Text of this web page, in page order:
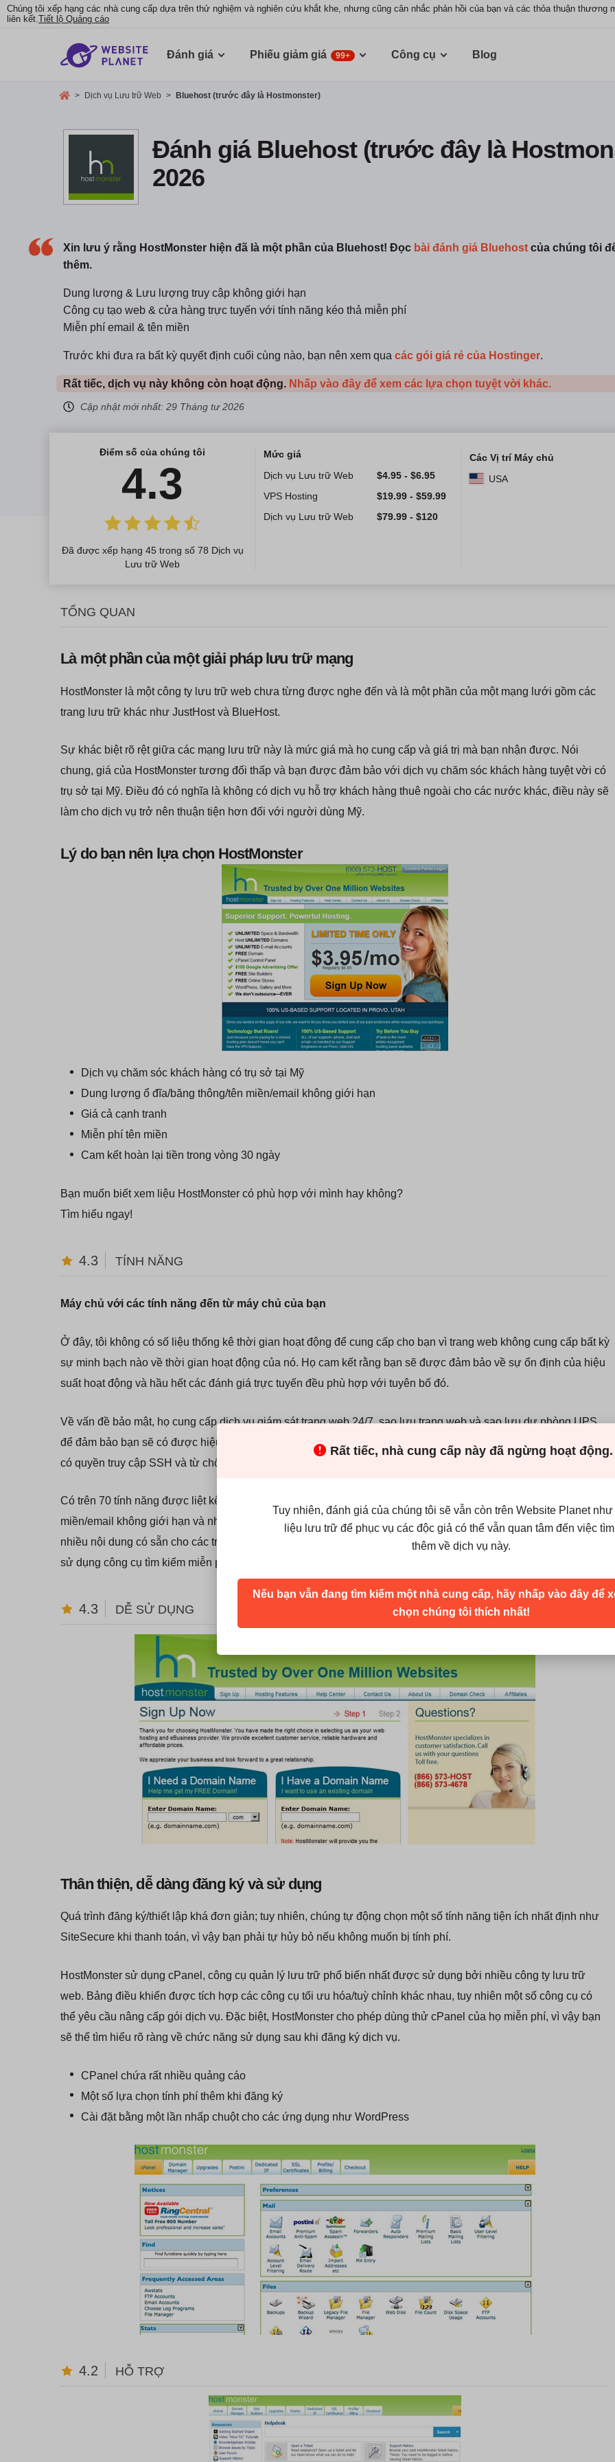
Chúng tôi xếp hạng các nhà cung cấp dựa trên thử nghiệm và nghiên cứu khắt khe, nhưng cũng cân nhắc phản hồi của bạn và các thỏa thuận
liên kết.Tiết lộ Quảng cáo
Đánh giá Phiếu giảm giá 99+ Công cụ Blog
> Dịch vụ Lưu trữ Web > Bluehost (trước đây là Hostmonster)
Đánh giá Bluehost (trước đây là
2026
Xin lưu ý rằng HostMonster hiện đã là một phần của Bluehost! Đọc bài đánh giá Bluehost của chúng tôi
thêm.
Dung lượng & Lưu lượng truy cập không giới hạn
Công cụ tạo web & cửa hàng trực tuyến với tính năng kéo thả miễn phí
Miễn phí email & tên miền
Trước khi đưa ra bất kỳ quyết định cuối cùng nào, bạn nên xem qua các gói giá rẻ của Hostinger.
Rất tiếc, dịch vụ này không còn hoạt động. Nhấp vào đây để xem các lựa chọn tuyệt vời khác.
Cập nhật mới nhất: 29 Tháng tư 2026
Điểm số của chúng tôi
4.3
Đã được xếp hạng 45 trong số 78 Dịch vụ
Lưu trữ Web
Mức giá
Dịch vụ Lưu trữ Web
$4.95 - $6.95
VPS Hosting
$19.99 - $59.99
Dịch vụ Lưu trữ Web
$79.99 - $120
Các Vị trí Máy chủ
USA
TỔNG QUAN
Là một phần của một giải pháp lưu trữ mạng
HostMonster là một công ty lưu trữ web chưa từng được nghe đến và là một phần của một mạng lưới gồm các
trang lưu trữ khác như JustHost và BlueHost.
Sự khác biệt rõ rệt giữa các mạng lưu trữ này là mức giá mà họ cung cấp và giá trị mà bạn nhận được. Nói
chung, giá của HostMonster tương đối thấp và bạn được đảm bảo với dịch vụ chăm sóc khách hàng tuyệt vời có
trụ sở tại Mỹ. Điều đó có nghĩa là không có dịch vụ hỗ trợ khách hàng thuê ngoài cho các nước khác, điều này sẽ
làm cho dịch vụ trở nên thuận tiện hơn đối với người dùng Mỹ.
Lý do bạn nên lựa chọn HostMonster
Dịch vụ chăm sóc khách hàng có trụ sở tại Mỹ
Dung lượng ổ đĩa/băng thông/tên miền/email không giới hạn
Giá cả cạnh tranh
Miễn phí tên miền
Cam kết hoàn lại tiền trong vòng 30 ngày
Bạn muốn biết xem liệu HostMonster có phù hợp với mình hay không?
Tìm hiểu ngay!
4.3 TÍNH NĂNG
Máy chủ với các tính năng đến từ máy chủ của bạn
Ở đây, tôi không có số liệu thống kê thời gian hoạt động để cung cấp cho bạn vì trang web không cung cấp bất kỳ
sự minh bạch nào về thời gian hoạt động của nó. Họ cam kết rằng bạn sẽ được đảm bảo về sự ổn định của hiệu
suất hoạt động và hầu hết các đánh giá trực tuyến đều phù hợp với tuyên bố đó.
Về vấn đề bảo mật, họ cung cấp dịch vụ giám sát trang web 24/7, sao lưu trang web và sao lưu dự phòng UPS
để đảm bảo bạn sẽ có được hiệu suất cao, ổn định và tốt nhất. Với gói dịch vụ được cung cấp, bạn cũng có thể
có quyền truy cập SSH và từ chối IP, điều này giúp chặn các địa chỉ IP có thể gây nguy hiểm cho bạn.
Có trên 70 tính năng được liệt kê bởi HostMonster. Các tính năng cơ bản bao gồm dung lượng ổ đĩa/tên
miền/email không giới hạn và nhiều tính năng khác, nhưng đây chỉ là sự khởi đầu. Ngoài ra bạn sẽ nhận được
nhiều nội dung có sẵn cho các trang thương mại điện tử, blog, quản lý đa phương tiện. Đặc biệt, bạn sẽ có thể
sử dụng công cụ tìm kiếm miễn phí và 100 đô la tiền thưởng để sử dụng Google AdWords.
4.3 DỄ SỬ DỤNG
Thân thiện, dễ dàng đăng ký và sử dụng
Quá trình đăng ký/thiết lập khá đơn giản; tuy nhiên, chúng tự động chọn một số tính năng tiện ích nhất định như
SiteSecure khi thanh toán, vì vậy bạn phải tự hủy bỏ nếu không muốn bị tính phí.
HostMonster sử dụng cPanel, công cụ quản lý lưu trữ phổ biến nhất được sử dụng bởi nhiều công ty lưu trữ
web. Bảng điều khiển được tích hợp các công cụ tối ưu hóa/tuỳ chỉnh khác nhau, tuy nhiên một số công cụ có
thể yêu cầu nâng cấp gói dịch vụ. Đặc biệt, HostMonster cho phép dùng thử cPanel của họ miễn phí, vì vậy bạn
sẽ thể tìm hiểu rõ ràng về chức năng sử dụng sau khi đăng ký dịch vụ.
CPanel chứa rất nhiều quảng cáo
Một số lựa chọn tính phí thêm khi đăng ký
Cài đặt bằng một lần nhấp chuột cho các ứng dụng như WordPress
4.2 HỖ TRỢ
Rất tiếc, nhà cung cấp này đã ngừng hoạt động.
Tuy nhiên, đánh giá của chúng tôi sẽ vẫn còn trên Website Planet
liệu lưu trữ để phục vụ các độc giả có thể vẫn quan tâm đến việc
thêm về dịch vụ này.
Nếu bạn vẫn đang tìm kiếm một nhà cung cấp, hãy nhấp vào đây để
chọn chúng tôi thích nhất!